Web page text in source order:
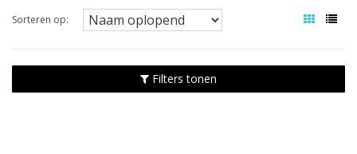
Sorteren op:
Filters tonen